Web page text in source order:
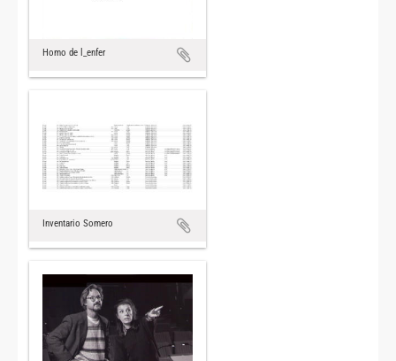
Homo de l_enfer
Inventario Somero